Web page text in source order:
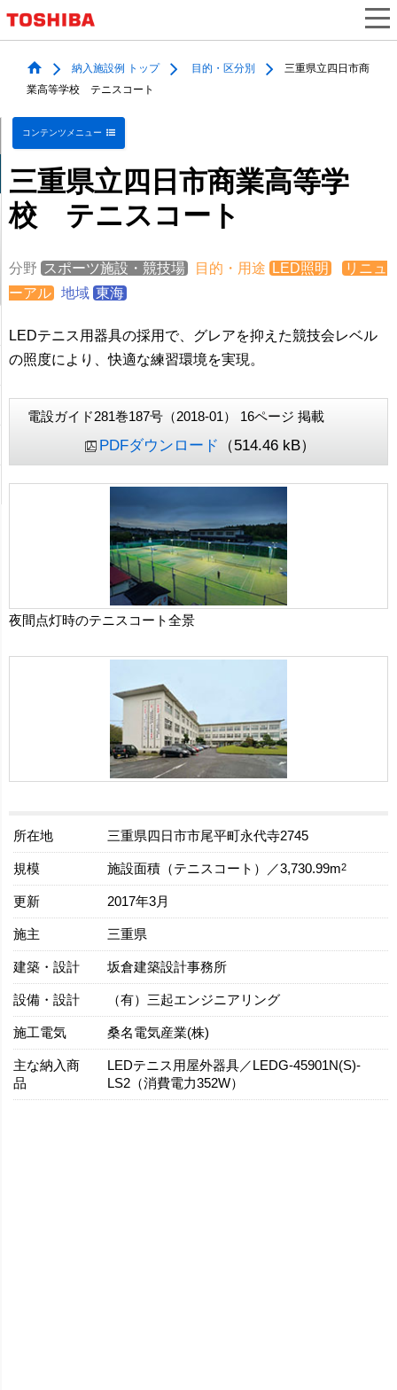
納入施設例 トップ 目的・区分別
三重県立四日市商
業高等学校 テニスコート
コンテンツメニュー
三重県立四日市商業高等学
校 テニスコート
分野 スポーツ施設・競技場 目的・用途 LED照明
リニュ
ーアル
地域 東海
LEDテニス用器具の採用で、グレアを抑えた競技会レベル
の照度により、快適な練習環境を実現。
電設ガイド281巻187号（2018-01） 16ページ 掲載
PDFダウンロード （514.46 kB）
夜間点灯時のテニスコート全景
所在地 三重県四日市市尾平町永代寺2745
規模 施設面積（テニスコート）／3,730.99m2
更新 2017年3月
施主 三重県
建築・設計 坂倉建築設計事務所
設備・設計 （有）三起エンジニアリング
施工電気 桑名電気産業(株)
主な納入商
品
LEDテニス用屋外器具／LEDG-45901N(S)-
LS2（消費電力352W）